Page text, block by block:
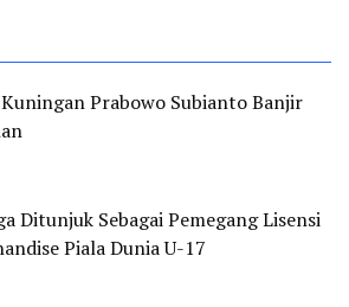
Prabowo Subianto Banjir
Ditunjuk Sebagai Pemegang Lisensi
Piala Dunia U-17